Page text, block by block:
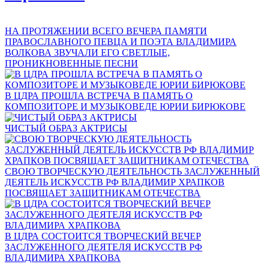
НА ПРОТЯЖЕНИИ ВСЕГО ВЕЧЕРА ПАМЯТИ
ПРАВОСЛАВНОГО ПЕВЦА И ПОЭТА ВЛАДИМИРА
ВОЛКОВА ЗВУЧАЛИ ЕГО СВЕТЛЫЕ,
ПРОНИКНОВЕННЫЕ ПЕСНИ
В ЦДРА ПРОШЛА ВСТРЕЧА В ПАМЯТЬ О
КОМПОЗИТОРЕ И МУЗЫКОВЕДЕ ЮРИИ БИРЮКОВЕ
ЧИСТЫЙ ОБРАЗ АКТРИСЫ
СВОЮ ТВОРЧЕСКУЮ ДЕЯТЕЛЬНОСТЬ ЗАСЛУЖЕННЫЙ
ДЕЯТЕЛЬ ИСКУССТВ РФ ВЛАДИМИР ХРАПКОВ
ПОСВЯЩАЕТ ЗАЩИТНИКАМ ОТЕЧЕСТВА
В ЦДРА СОСТОИТСЯ ТВОРЧЕСКИЙ ВЕЧЕР
ЗАСЛУЖЕННОГО ДЕЯТЕЛЯ ИСКУССТВ РФ
ВЛАДИМИРА ХРАПКОВА